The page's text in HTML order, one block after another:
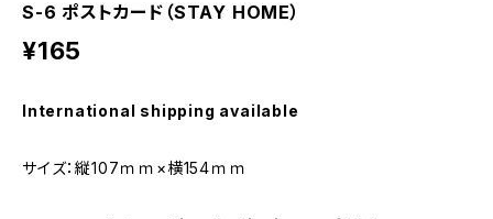
S-6 ポストカード（STAY HOME）
¥165
International shipping available
サイズ：縦107ｍｍ×横154ｍｍ